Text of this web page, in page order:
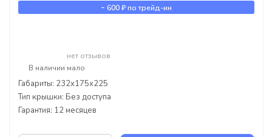
- 600 ₽по трейд-ин
нет отзывов
В наличии мало
Габариты: 232x175x225
Тип крышки: Без доступа
Гарантия: 12 месяцев